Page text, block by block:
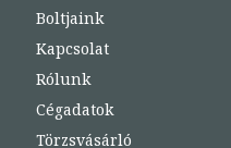
Boltjaink
Kapcsolat
Rólunk
Cégadatok
Törzsvásárló